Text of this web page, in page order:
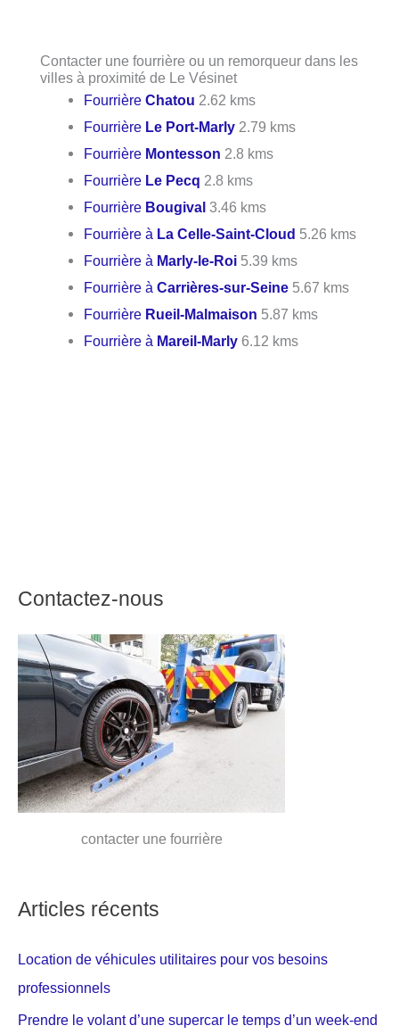
Contacter une fourrière ou un remorqueur dans les
villes à proximité de Le Vésinet
FourrièreChatou 2.62 kms
Fourrière Le Port-Marly 2.79 kms
Fourrière Montesson 2.8 kms
Fourrière Le Pecq 2.8 kms
Fourrière Bougival 3.46 kms
Fourrière à La Celle-Saint-Cloud 5.26 kms
Fourrière à Marly-le-Roi 5.39 kms
Fourrière àCarrières-sur-Seine 5.67 kms
Fourrière Rueil-Malmaison 5.87 kms
Fourrière à Mareil-Marly 6.12 kms
Contactez-nous
contacter une fourrière
Articles récents
Location de véhicules utilitaires pour vos besoins
professionnels
Prendre le volant d’une supercar le temps d’un week-end